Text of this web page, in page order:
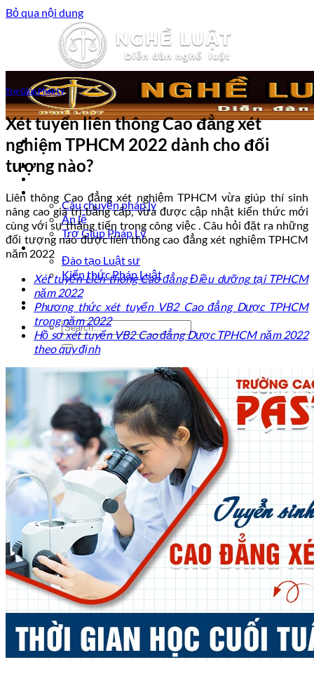
Bỏ qua nội dung
Trang chủ
Luật sư tư vấn
Vấn đề pháp lý
Câu chuyện pháp lý
Án lệ
Trợ Giúp Pháp Lý
Nghề Luật
Đào tạo Luật sư
Kiến thức Pháp Luật
Kinh nghiệm – Kỹ năng
Tin tức pháp luật
Trợ Giúp Pháp Lý
Xét tuyển liên thông Cao đẳng xét
nghiệm TPHCM 2022 dành cho đối
tượng nào?
Liên thông Cao đẳng xét nghiệm TPHCM vừa giúp thí sinh
nâng cao giá trị bằng cấp, vừa được cập nhật kiến thức mới
cùng với sự thăng tiến trong công việc . Câu hỏi đặt ra những
đối tượng nào được liên thông cao đẳng xét nghiệm TPHCM
năm 2022
Xét tuyển Liên thông Cao đẳng Điều dưỡng tại TPHCM
năm 2022
Phương thức xét tuyển VB2 Cao đẳng Dược TPHCM
trong năm 2022
Hồ sơ xét tuyển VB2 Cao đẳng Dược TPHCM năm 2022
theo quy định